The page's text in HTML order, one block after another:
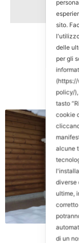
sito.
delle
per gli
policy/
tasto
cookie
alcune
diverse
ultime,
di un